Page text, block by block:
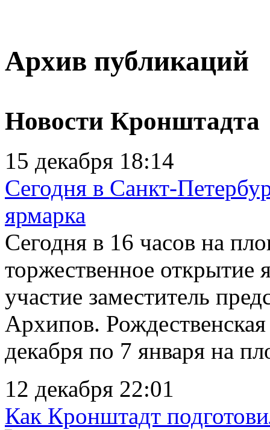
Архив публикаций
Новости Кронштадта
15 декабря 18:14
Сегодня в Санкт-
ярмарка
Сегодня в 16 часов на
торжественное
участие заместитель
Архипов.
декабря по 7 января на
12 декабря 22:01
Как Кронштадт